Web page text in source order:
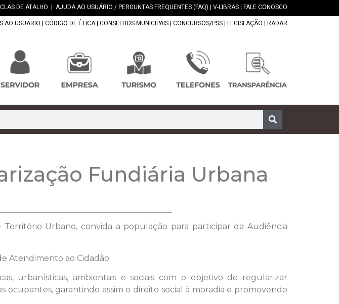
DE ATALHO AJUDA AO USUÁRIO / PERGUNTAS FREQUENTES (FAQ) V-LIBRAS FALE CONOSCO
AO USUÁRIO CÓDIGO DE ÉTICA| CONSELHOS MUNICIPAIS CONCURSOS/PSS LEGISLAÇÃO RADAR
Fundiária Urbana
Urbano, convida a população para participar da Audiência
Atendimento ao Cidadão.
urbanísticas, ambientais e sociais com o objetivo de regularizar
garantindo assim o direito social à moradia e promovendo